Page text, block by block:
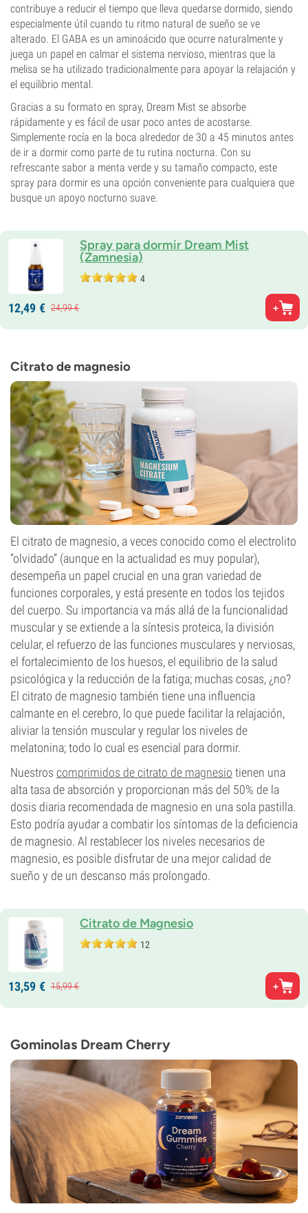
contribuye a reducir el tiempo que lleva quedarse dormido, siendo
especialmente útil cuando tu ritmo natural de sueño se ve
alterado. El GABA es un aminoácido que ocurre naturalmente y
juega un papel en calmar el sistema nervioso, mientras que la
melisa se ha utilizado tradicionalmente para apoyar la relajación y
el equilibrio mental.
Gracias a su formato en spray, Dream Mist se absorbe
rápidamente y es fácil de usar poco antes de acostarse.
Simplemente rocía en la boca alrededor de 30 a 45 minutos antes
de ir a dormir como parte de tu rutina nocturna. Con su
refrescante sabor a menta verde y su tamaño compacto, este
spray para dormir es una opción conveniente para cualquiera que
busque un apoyo nocturno suave.
Spray para dormir Dream Mist
(Zamnesia)
4
12,49 € 24,99€
Citrato de magnesio
El citrato de magnesio, a veces conocido como el electrolito
“olvidado” (aunque en la actualidad es muy popular),
desempeña un papel crucial en una gran variedad de
funciones corporales, y está presente en todos los tejidos
del cuerpo. Su importancia va más allá de la funcionalidad
muscular y se extiende a la síntesis proteica, la división
celular, el refuerzo de las funciones musculares y nerviosas,
el fortalecimiento de los huesos, el equilibrio de la salud
psicológica y la reducción de la fatiga; muchas cosas, ¿no?
El citrato de magnesio también tiene una influencia
calmante en el cerebro, lo que puede facilitar la relajación,
aliviar la tensión muscular y regular los niveles de
melatonina; todo lo cual es esencial para dormir.
Nuestros comprimidos de citrato de magnesio tienen una
alta tasa de absorción y proporcionan más del 50% de la
dosis diaria recomendada de magnesio en una sola pastilla.
Esto podría ayudar a combatir los síntomas de la deficiencia
de magnesio. Al restablecer los niveles necesarios de
magnesio, es posible disfrutar de una mejor calidad de
sueño y de un descanso más prolongado.
Citrato de Magnesio
12
13,59 € 15,99€
Gominolas Dream Cherry